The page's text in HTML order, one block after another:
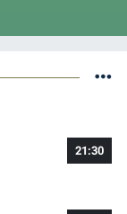
21:30